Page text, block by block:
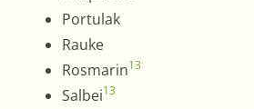
Portulak
Rauke
Rosmarin13
Salbei13